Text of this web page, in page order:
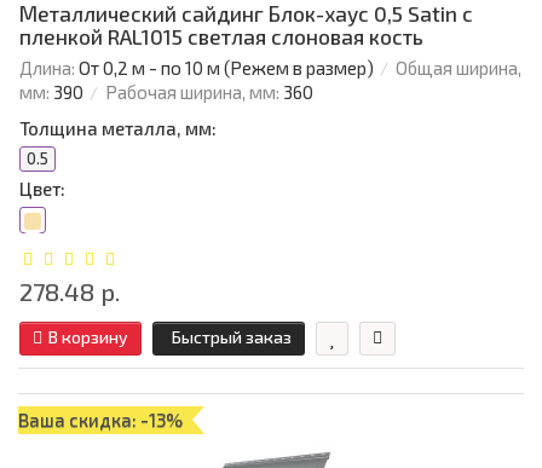
Металлический сайдинг Блок-хаус 0,5 Satin с
пленкой RAL1015 светлая слоновая кость
Длина: От 0,2 м - по 10 м (Режем в размер)
Общая ширина,
мм: 390 Рабочая ширина, мм: 360
Толщина металла, мм:
0.5
Цвет:
278.48 р.
В корзину Быстрый заказ
Ваша скидка: -13%